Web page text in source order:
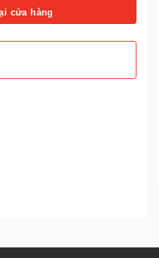
cửa hàng